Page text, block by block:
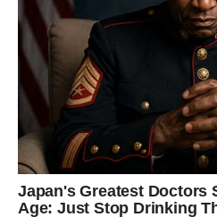
Karma mu vraća ono što je
stabilnost i ljubav.
Rak
Rak je u prethodnom periodu
da objasni. Kao da je srce
ali nije znalo šta. Intuicija mu
odgovori su kasnili.